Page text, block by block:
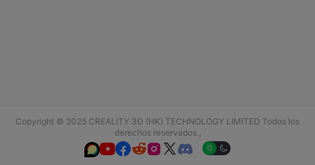
Copyright © 2025 CREALITY 3D (HK) TECHNOLOGY LIMITED Todos los
derechos reservados.,
  